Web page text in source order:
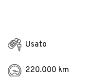
Usato
220.000 km